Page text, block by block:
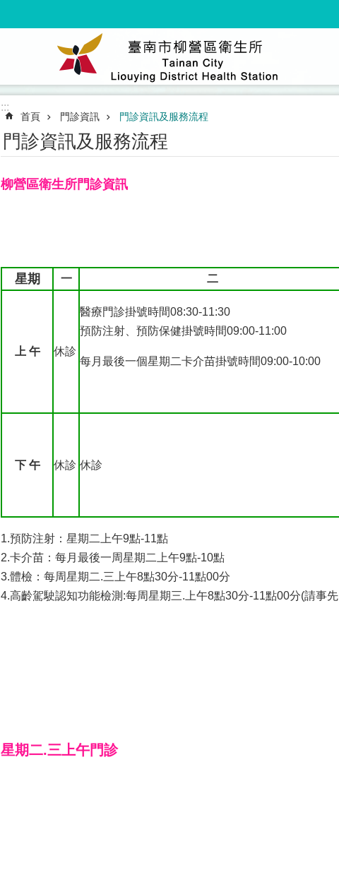
:::
首頁 門診資訊 門診資訊及服務流程
門診資訊及服務流程
柳營區衛生所門診資訊
星期 一 二
上 午 休診
醫療門診掛號時間08:30-11:30
預防注射、預防保健掛號時間09:00-11:00
每月最後一個星期二卡介苗掛號時間09:00-10:00
下 午 休診 休診
1.預防注射：星期二上午9點-11點
2.卡介苗：每月最後一周星期二上午9點-10點
3.體檢：每周星期二.三上午8點30分-11點00分
4.高齡駕駛認知功能檢測:每周星期三.上午8點30分-11點00分(請事
星期二.三上午門診